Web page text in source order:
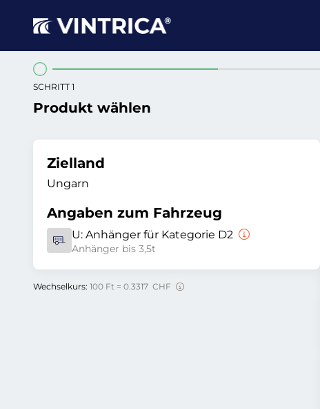
SCHRITT 1
Produkt wählen
Zielland
Ungarn
Angaben zum Fahrzeug
U: Anhänger für Kategorie D2
Anhänger bis 3,5t
Wechselkurs: 100 Ft = 0.3317 CHF